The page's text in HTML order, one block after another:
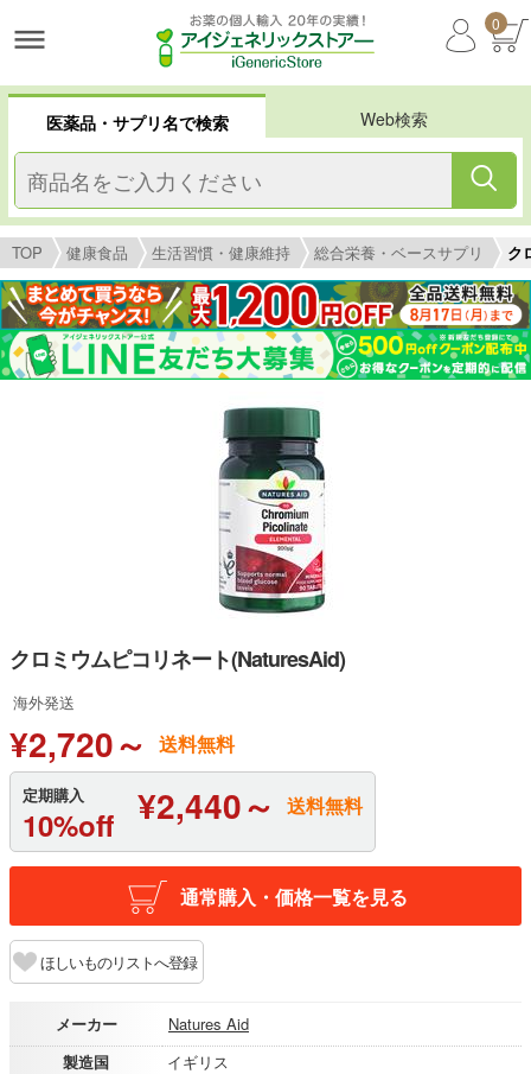
0
医薬品・サプリ名で検索 Web検索
TOP 健康食品 生活習慣・健康維持 総合栄養・ベースサプリ ク
クロミウムピコリネート(NaturesAid)
海外発送
¥2,720～ 送料無料
定期購入
10%off ¥2,440～ 送料無料
通常購入・価格一覧を見る
ほしいものリストへ登録
メーカー
Natures Aid
製造国
イギリス